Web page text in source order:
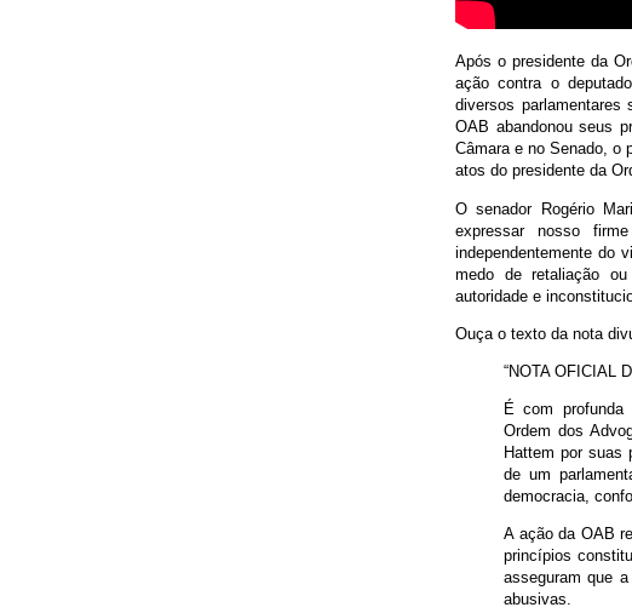
Após o presidente da
ação contra o
diversos
OAB abandonou seus
Câmara e no Senado, o
atos do presidente da
O senador Rogério
expressar nosso
independentemente do
medo de retaliação
autoridade e
Ouça o texto da nota
“NOTA OFICIAL
É com profunda
Ordem dos
Hattem por suas
de um
democracia,
A ação da OAB
princípios
asseguram que
abusivas.